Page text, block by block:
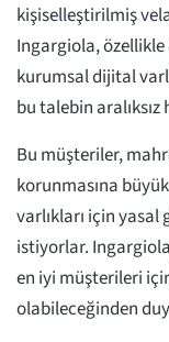
kişiselleştirilmiş
Ingargiola, özellikle
kurumsal dijital
bu talebin
Bu müşteriler,
korunmasına
varlıkları için
istiyorlar.
en iyi müşterileri
olabileceğinden